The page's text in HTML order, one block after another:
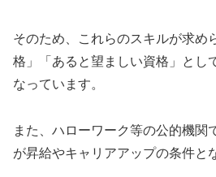
そのため、これらのスキルが求め
格」「あると望ましい資格」とし
なっています。
また、ハローワーク等の公的機関
が昇給やキャリアアップの条件と